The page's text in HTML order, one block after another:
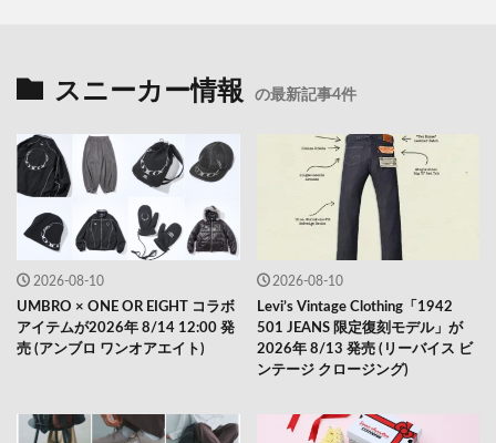
スニーカー情報 の最新記事4件
2026-08-10
UMBRO × ONE OR EIGHT コラボ
アイテムが2026年 8/14 12:00 発
売 (アンブロ ワンオアエイト)
2026-08-10
Levi’s Vintage Clothing「1942
501 JEANS 限定復刻モデル」が
2026年 8/13 発売 (リーバイス ビ
ンテージ クロージング)